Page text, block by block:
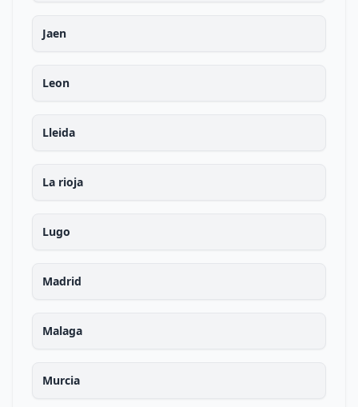
Jaen
Leon
Lleida
La rioja
Lugo
Madrid
Malaga
Murcia